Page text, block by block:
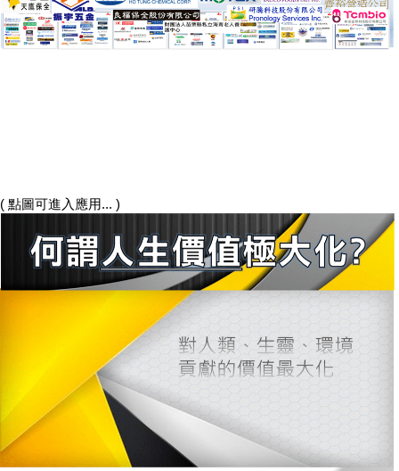
( 點圖可進入應用... )